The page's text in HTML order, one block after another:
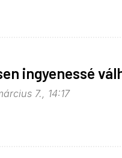
ingyenessé
7., 14:17